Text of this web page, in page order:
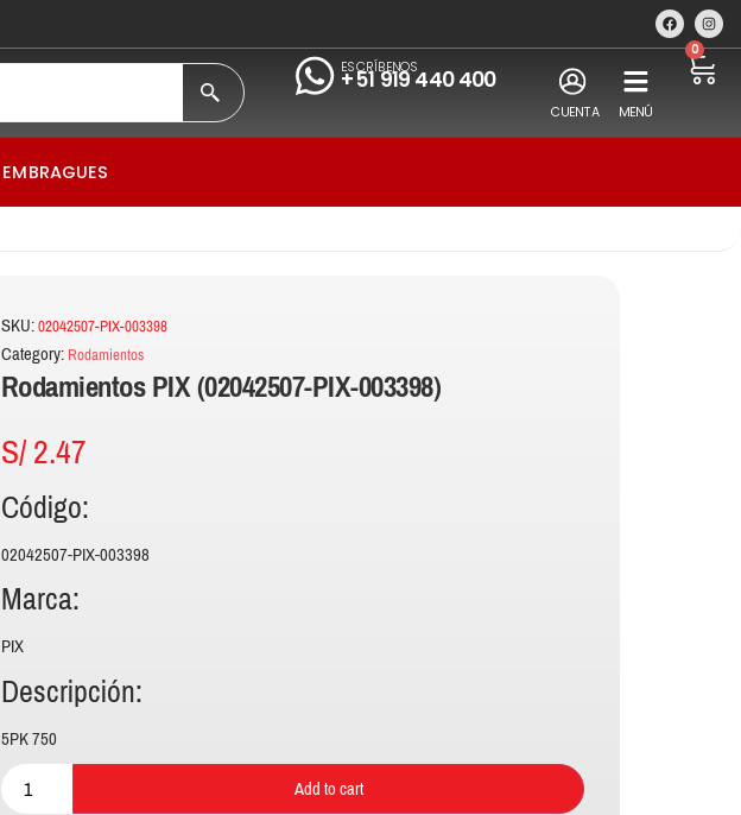
ESCRÍBENOS
+51 919 440 400
CUENTA MENÚ
0
EMBRAGUES
SKU:02042507-PIX-003398
Category: Rodamientos
Rodamientos PIX (02042507-PIX-003398)
S/2.47
Código:
02042507-PIX-003398
Marca:
PIX
Descripción:
5PK 750
Add to cart